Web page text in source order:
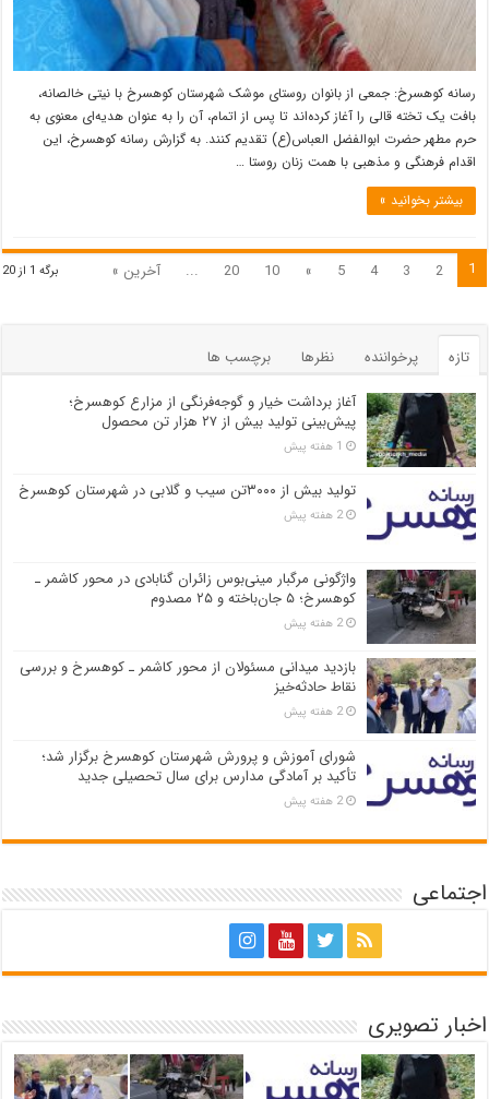
رسانه کوهسرخ: جمعی از بانوان روستای موشک شهرستان کوهسرخ با نیتی خالصانه،
بافت یک تخته قالی را آغاز کرده‌اند تا پس از اتمام، آن را به عنوان هدیه‌ای معنوی به
حرم مطهر حضرت ابوالفضل العباس(ع) تقدیم کنند. به گزارش رسانه کوهسرخ، این
اقدام فرهنگی و مذهبی با همت زنان روستا …
بیشتر بخوانید »
برگه 1 از 20 1
2
3
4
5
»
10
20
... آخرین »
تازه پرخواننده نظرها
برچسب ها
آغاز برداشت خیار و گوجه‌فرنگی از مزارع کوهسرخ؛
پیش‌بینی تولید بیش از ۲۷ هزار تن محصول
1 هفته پیش
تولید بیش از ۳۰۰۰تن سیب و گلابی در شهرستان کوهسرخ
2 هفته پیش
واژگونی مرگبار مینی‌بوس زائران گنابادی در محور کاشمر ـ
کوهسرخ؛ ۵ جان‌باخته و ۲۵ مصدوم
2 هفته پیش
بازدید میدانی مسئولان از محور کاشمر ـ کوهسرخ و بررسی
نقاط حادثه‌خیز
2 هفته پیش
شورای آموزش و پرورش شهرستان کوهسرخ برگزار شد؛
تأکید بر آمادگی مدارس برای سال تحصیلی جدید
2 هفته پیش
اجتماعی
اخبار تصویری